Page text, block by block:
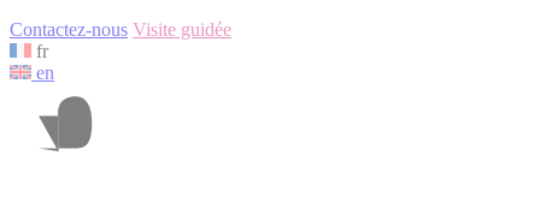
Contactez-nous Visite guidée
fr
en